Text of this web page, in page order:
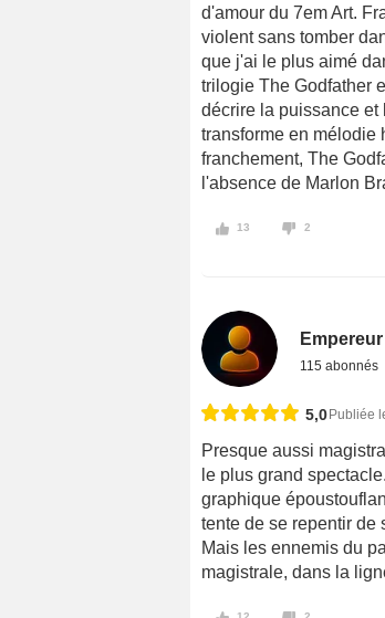
d'amour du 7em Art.
violent sans tomber
que j'ai le plus aimé
trilogie The Godfather
décrire la puissance et
transforme en mélodie
franchement, The
l'absence de Marlon
13 2
115 abonnés
5,0 Publiée
Presque aussi
le plus grand
graphique
tente de se repentir de
Mais les ennemis du
magistrale, dans la